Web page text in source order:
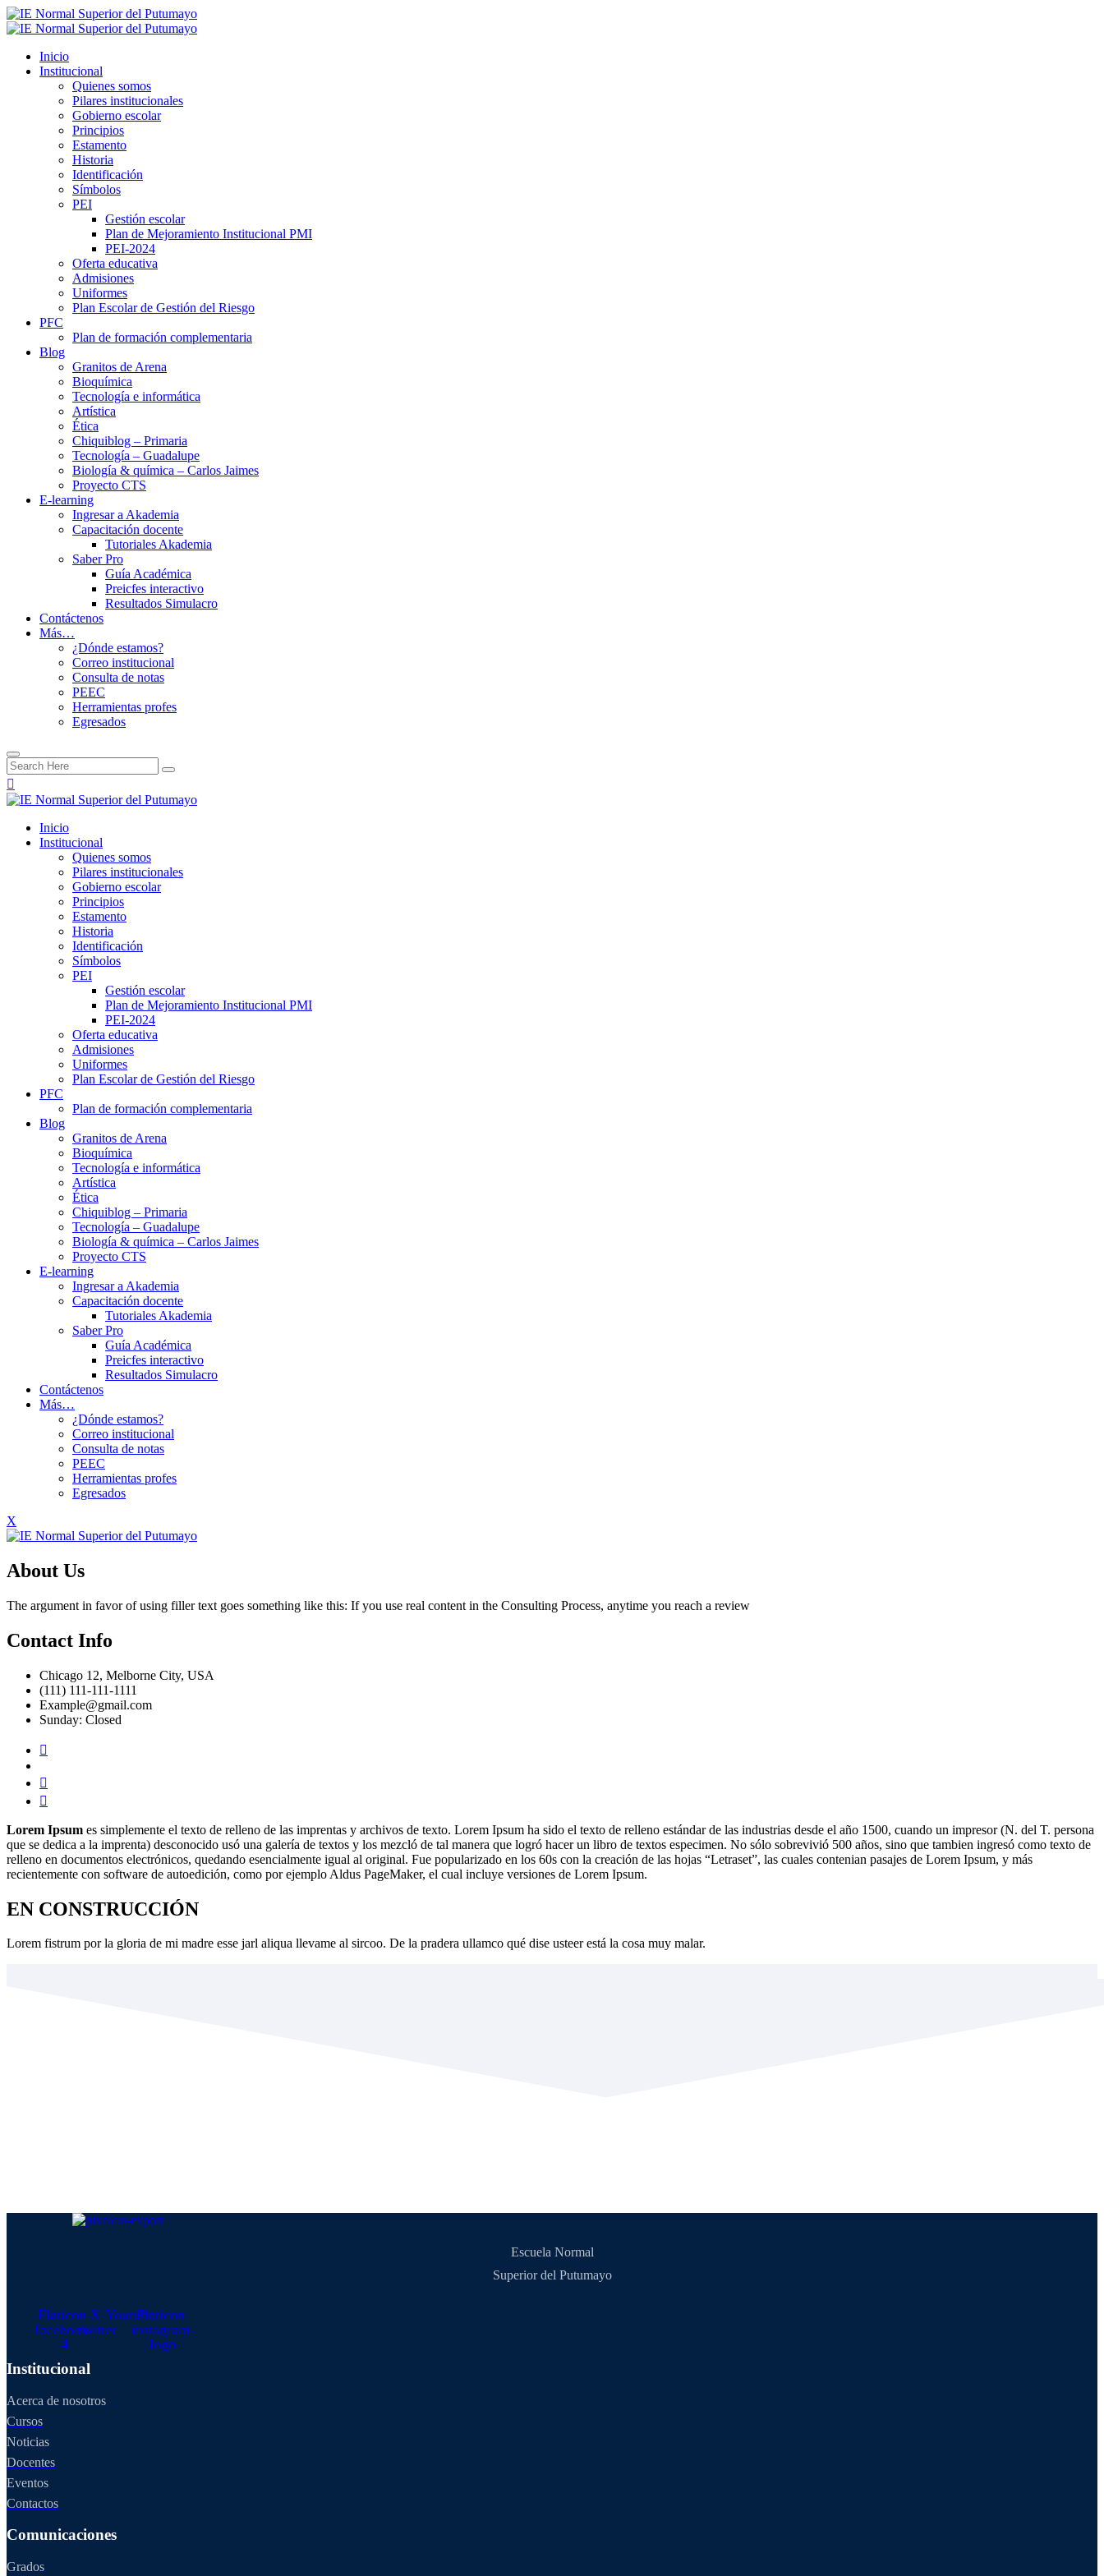
Inicio
Institucional
Quienes somos
Pilares institucionales
Gobierno escolar
Principios
Estamento
Historia
Identificación
Símbolos
PEI
Gestión escolar
Plan de Mejoramiento Institucional PMI
PEI-2024
Oferta educativa
Admisiones
Uniformes
Plan Escolar de Gestión del Riesgo
PFC
Plan de formación complementaria
Blog
Granitos de Arena
Bioquímica
Tecnología e informática
Artística
Ética
Chiquiblog – Primaria
Tecnología – Guadalupe
Biología & química – Carlos Jaimes
Proyecto CTS
E-learning
Ingresar a Akademia
Capacitación docente
Tutoriales Akademia
Saber Pro
Guía Académica
Preicfes interactivo
Resultados Simulacro
Contáctenos
Más…
¿Dónde estamos?
Correo institucional
Consulta de notas
PEEC
Herramientas profes
Egresados
Inicio
Institucional
Quienes somos
Pilares institucionales
Gobierno escolar
Principios
Estamento
Historia
Identificación
Símbolos
PEI
Gestión escolar
Plan de Mejoramiento Institucional PMI
PEI-2024
Oferta educativa
Admisiones
Uniformes
Plan Escolar de Gestión del Riesgo
PFC
Plan de formación complementaria
Blog
Granitos de Arena
Bioquímica
Tecnología e informática
Artística
Ética
Chiquiblog – Primaria
Tecnología – Guadalupe
Biología & química – Carlos Jaimes
Proyecto CTS
E-learning
Ingresar a Akademia
Capacitación docente
Tutoriales Akademia
Saber Pro
Guía Académica
Preicfes interactivo
Resultados Simulacro
Contáctenos
Más…
¿Dónde estamos?
Correo institucional
Consulta de notas
PEEC
Herramientas profes
Egresados
X
About Us
The argument in favor of using filler text goes something like this: If you use real content in the Consulting Process, anytime you reach a review
Contact Info
Chicago 12, Melborne City, USA
(111) 111-111-1111
Example@gmail.com
Sunday: Closed
Lorem Ipsum es simplemente el texto de relleno de las imprentas y archivos de texto. Lorem Ipsum ha sido el texto de relleno estándar de las industrias desde el año 1500, cuando un impresor (N. del T. persona
que se dedica a la imprenta) desconocido usó una galería de textos y los mezcló de tal manera que logró hacer un libro de textos especimen. No sólo sobrevivió 500 años, sino que tambien ingresó como texto de
relleno en documentos electrónicos, quedando esencialmente igual al original. Fue popularizado en los 60s con la creación de las hojas “Letraset”, las cuales contenian pasajes de Lorem Ipsum, y más
recientemente con software de autoedición, como por ejemplo Aldus PageMaker, el cual incluye versiones de Lorem Ipsum.
EN CONSTRUCCIÓN
Lorem fistrum por la gloria de mi madre esse jarl aliqua llevame al sircoo. De la pradera ullamco qué dise usteer está la cosa muy malar.
Escuela Normal
Superior del Putumayo
Flaticon-
facebook-
4
X-
twitter
YoutubeFlaticon-
instagram-
logo
Institucional
Acerca de nosotros
Cursos
Noticias
Docentes
Eventos
Contactos
Comunicaciones
Grados